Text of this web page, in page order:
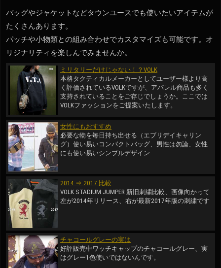
バッグやジャケットなどタウンユースでも使いたいアイテムが
たくさんあります。
パッチや小物類との組み合わせでカスタマイズも可能です。オ
リジナリティを楽しんでみませんか。
ミリタリーだけじゃない！？VOLK
本格タクティカルメーカーとしてユーザー様より高
く評価されているVOLKですが、アパレル商品も多く
支持されていることをご存じでしょうか。ここでは
VOLKファッションをご提案いたします。
女性にもおすすめ
必要な物を毎日持ち出せる（エブリデイキャリン
グ）使い易いコンパクトバッグ、男性は勿論、女性
にも使い易いシンプルデザイン
2014 ⇒ 2017 比較
VOLK STADIUM JUMPER 新旧刺繍比較、画像向かって
左が2014年リリース、右が最新2017年版の刺繍です
チャコールグレーの実は
好評販売中ワッチキャップのチャコールグレー、実
はグレー1色使いではないんです。